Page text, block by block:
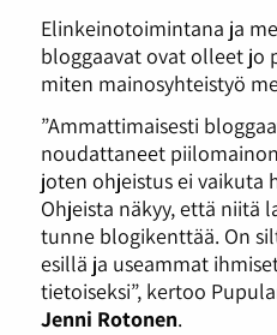
Elinkeinotoimintana ja
bloggaavat ovat olleet jo
miten mainosyhteistyö
”Ammattimaisesti
noudattaneet
joten ohjeistus ei vaikuta
Ohjeista näkyy, että niitä
tunne blogikenttää. On
esillä ja useammat
tietoiseksi”, kertoo
Jenni Rotonen.